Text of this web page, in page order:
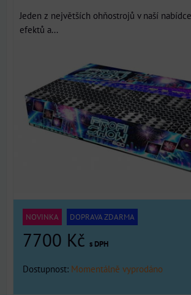
Jeden z největších ohňostrojů v naší
efektů a...
NOVINKA DOPRAVA ZDARMA
7700 Kč s DPH
Dostupnost: Momentálně vyprodáno